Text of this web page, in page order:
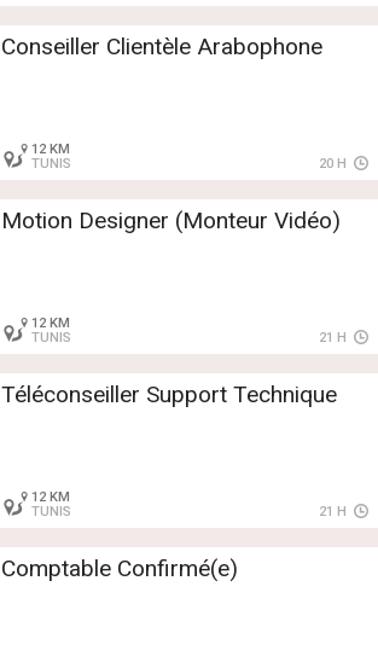
Conseiller Clientèle Arabophone
12 KM
TUNIS
20 H
Motion Designer (Monteur Vidéo)
12 KM
TUNIS
21 H
Téléconseiller Support Technique
12 KM
TUNIS
21 H
Comptable Confirmé(e)